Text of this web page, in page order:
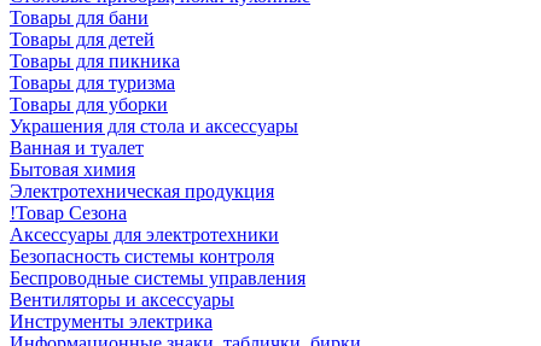
Товары для бани
Товары для детей
Товары для пикника
Товары для туризма
Товары для уборки
Украшения для стола и аксессуары
Ванная и туалет
Бытовая химия
Электротехническая продукция
!Товар Сезона
Аксессуары для электротехники
Безопасность системы контроля
Беспроводные системы управления
Вентиляторы и аксессуары
Инструменты электрика